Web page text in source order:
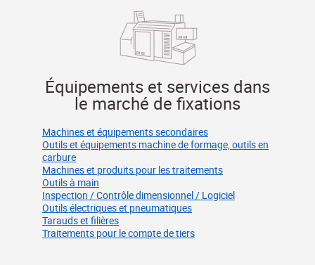
Équipements et services dans
le marché de fixations
Machines et équipements secondaires
Outils et équipements machine de formage, outils en
carbure
Machines et produits pour les traitements
Outils à main
Inspection / Contrôle dimensionnel / Logiciel
Outils électriques et pneumatiques
Tarauds et filières
Traitements pour le compte de tiers